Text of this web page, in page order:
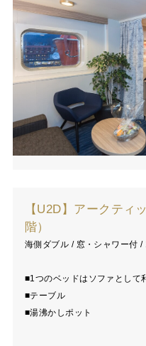
【U2D】アークティ
階）
海側ダブル / 窓・シャワー付 /
■1つのベッドはソファとして
■テーブル
■湯沸かしポット